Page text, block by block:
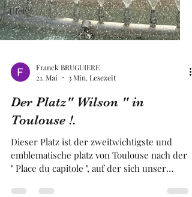
Ufer
Franck BRUGUIERE
21. Mai
3 Min. Lesezeit
Der Platz" Wilson " in
Toulouse !.